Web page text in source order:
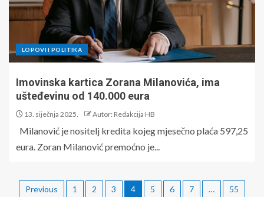
LOPOVI I POLITIKA
Imovinska kartica Zorana Milanovića, ima
ušteđevinu od 140.000 eura
13. siječnja 2025. Autor: Redakcija HB
Milanović je nositelj kredita kojeg mjesečno plaća 597,25
eura. Zoran Milanović premoćno je...
Previous 1 2 3 4 5 6 7 …
55